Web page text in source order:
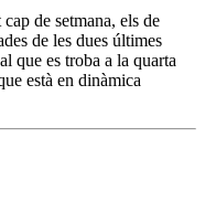
de setmana, els de
de les dues últimes
que es troba a la quarta
està en dinàmica